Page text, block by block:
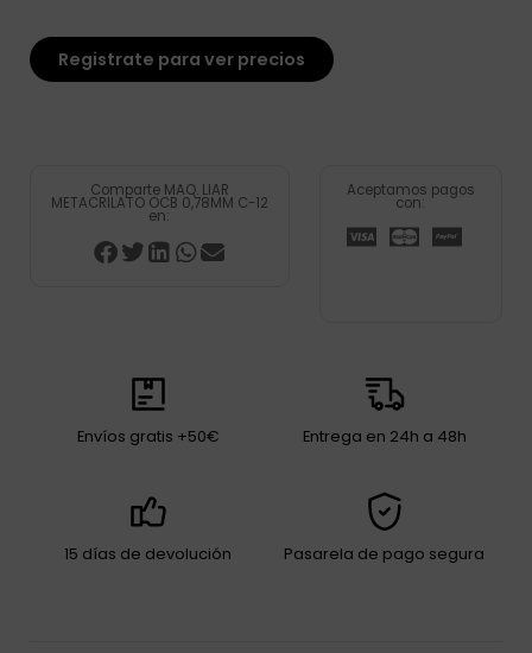
Registrate para ver precios
Comparte MAQ. LIAR
METACRILATO OCB 0,78MM C-12
en:
Aceptamos pagos
con:
Envíos gratis +50€ Entrega en 24h a 48h
15 días de devolución Pasarela de pago segura